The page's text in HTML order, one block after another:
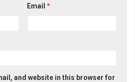
Email*
and website in this browser for